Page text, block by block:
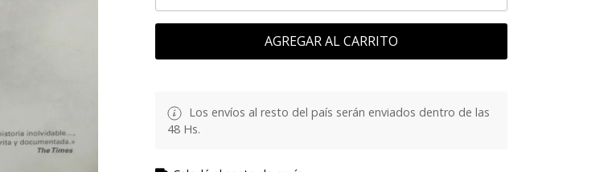
AGREGAR AL CARRITO
Los envíos al resto del país serán enviados dentro de las
48 Hs.